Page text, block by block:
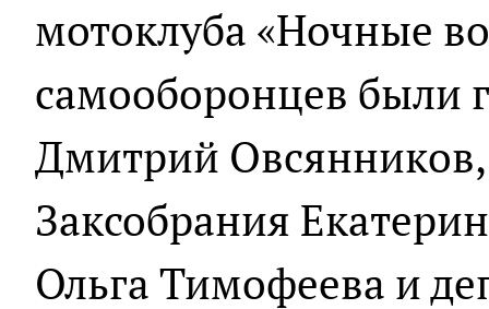
мотоклуба «Ночные
самооборонцев были
Дмитрий Овсянников,
Заксобрания
Ольга Тимофеева и